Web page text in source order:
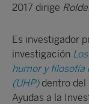
2017 dirige
Es investigador
investigación
humor y filosofía
(UHP)dentro del
Ayudas a la